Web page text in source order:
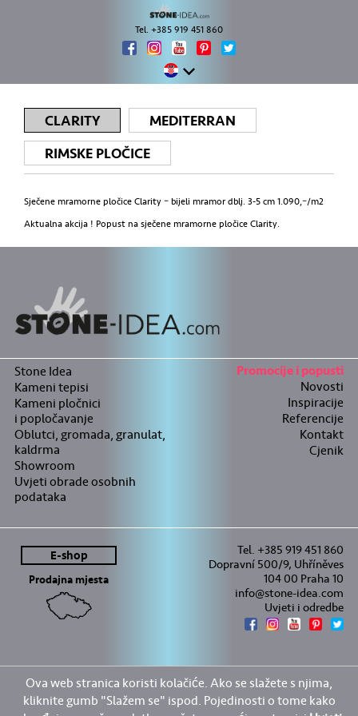
Tel. +385 919 451 860
CLARITY
MEDITERRAN
RIMSKE PLOČICE
Sječene mramorne pločice Clarity – bijeli mramor dblj. 3-5 cm 1.090,–/m2
Aktualna akcija ! Popust na sječene mramorne pločice Clarity.
Stone Idea
Kameni tepisi
Kameni pločnici
i popločavanje
Oblutci, gromada, granulat,
kaldrma
Showroom
Uvjeti obrade osobnih
podataka
Promocije i popusti
Novosti
Inspiracije
Referencije
Kontakt
Cjenik
E-shop
Prodajna mjesta
Tel. +385 919 451 860
Dopravní 500/9, Uhříněves
104 00 Praha 10
info@stone-idea.com
Uvjeti i odredbe
Ova web stranica koristi kolačiće. Ako se slažete s njima,
kliknite gumb "Slažem se" ispod. Pojedinosti o tome kako